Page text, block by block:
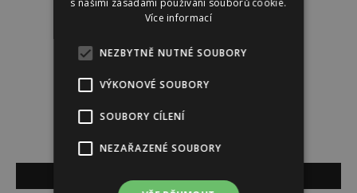
Redakce
Redakce magazínu Instinkt.
SOUVISEJÍCÍ ČLÁNKY
s našimi zásadami používání souborů cookie.
Více informací
NEZBYTNĚ NUTNÉ SOUBORY
VÝKONOVÉ SOUBORY
SOUBORY CÍLENÍ
NEZAŘAZENÉ SOUBORY